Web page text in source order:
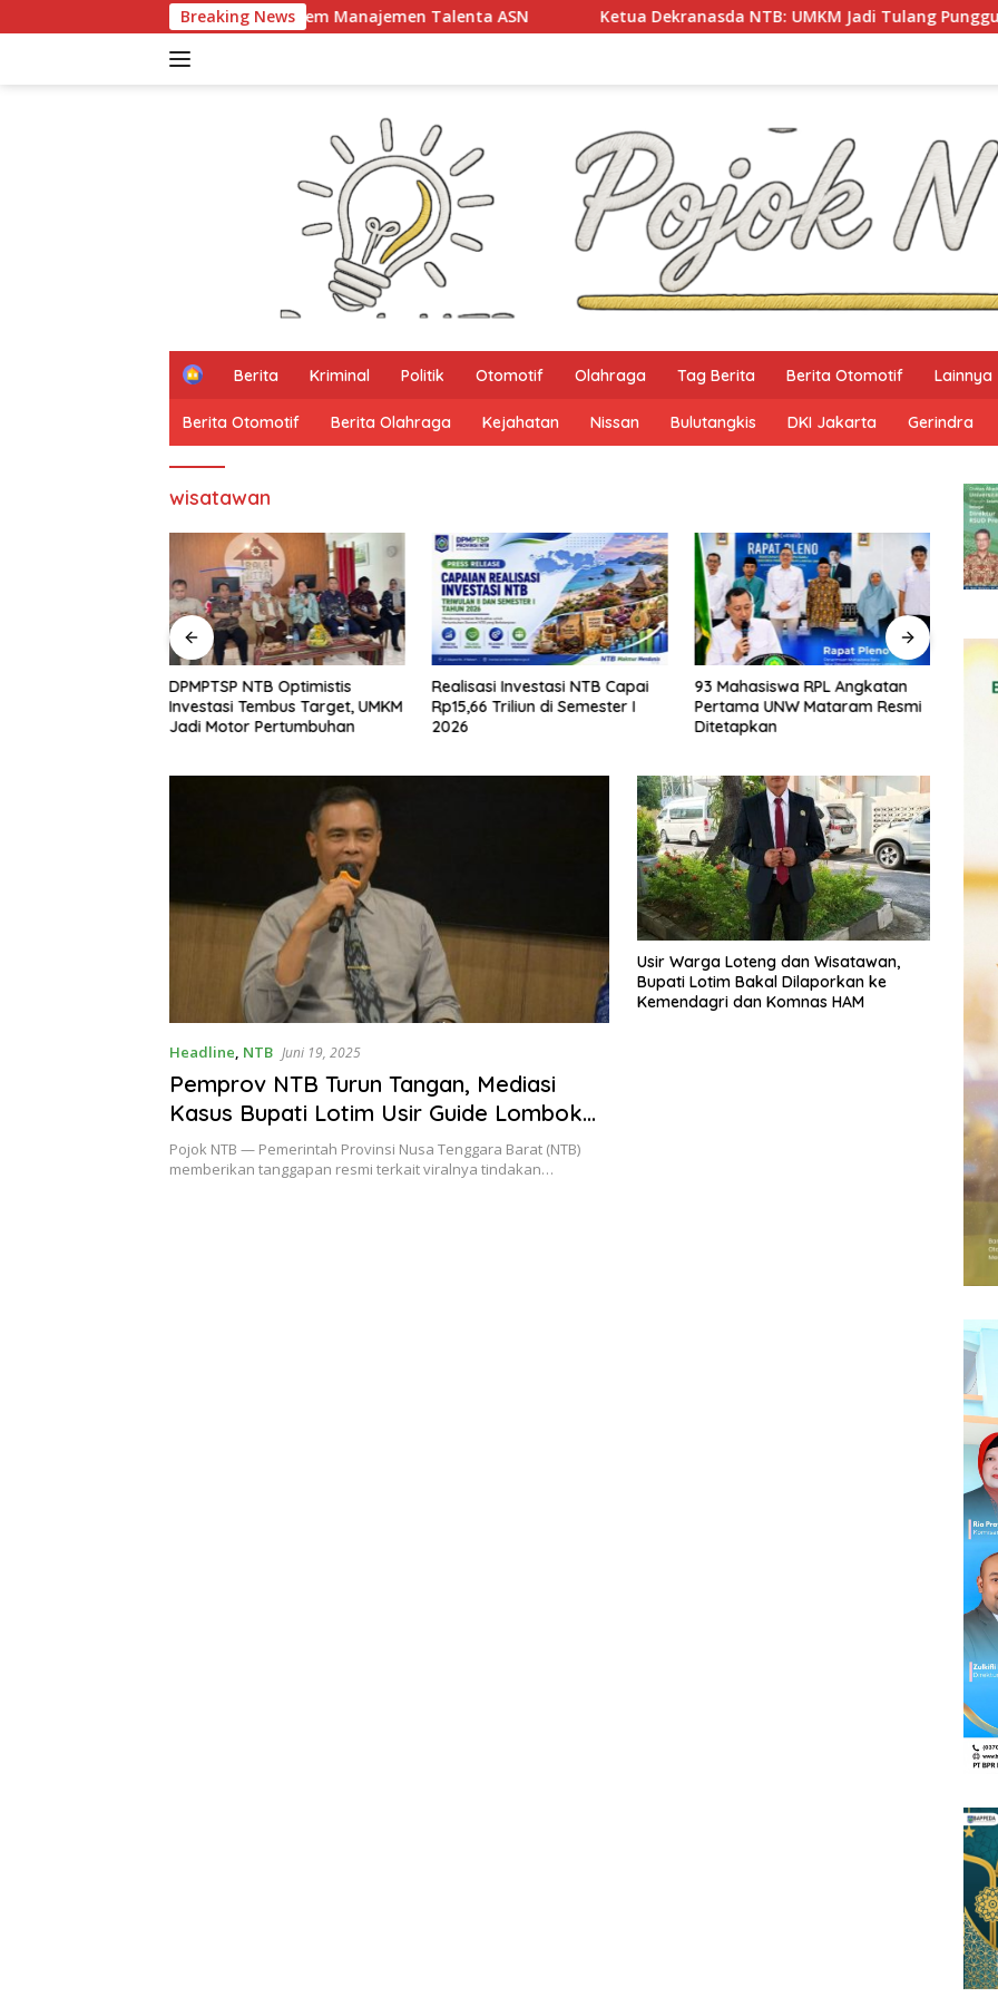
ke
Breaking News
Lagi Terapkan Sistem Manajemen Talenta ASN Ketua Dekranasda NTB: UMKM Jadi Tulang Punggung Ekonomi
H
m
e
Berita Kriminal Politik Otomotif Olahraga Tag Berita Berita Otomotif Lainnya
Berita Otomotif Berita Olahraga Kejahatan Nissan Bulutangkis DKI Jakarta Gerindra
wisatawan
DPMPTSP NTB Optimistis
Investasi Tembus Target, UMKM
Jadi Motor Pertumbuhan
Realisasi Investasi NTB Capai
Rp15,66 Triliun di Semester I
2026
93 Mahasiswa RPL Angkatan
Pertama UNW Mataram Resmi
Ditetapkan
Headline, NTB Juni 19, 2025
Pemprov NTB Turun Tangan, Mediasi
Kasus Bupati Lotim Usir Guide Lombok
Tengah
Pojok NTB — Pemerintah Provinsi Nusa Tenggara Barat (NTB)
memberikan tanggapan resmi terkait viralnya tindakan…
Usir Warga Loteng dan Wisatawan,
Bupati Lotim Bakal Dilaporkan ke
Kemendagri dan Komnas HAM